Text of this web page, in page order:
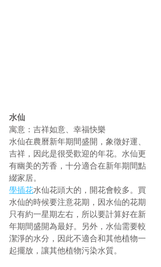
水仙
寓意：吉祥如意、幸福快樂
水仙在農曆新年期間盛開，象徵好運、
吉祥，因此是很受歡迎的年花。水仙更
有幽美的芳香，十分適合在新年期間點
綴家居。
學插花水仙花頭大的，開花會較多。買
水仙的時候要注意花期，因水仙的花期
只有約一星期左右，所以要計算好在新
年期間盛開為最好。另外，水仙需要較
潔淨的水分，因此不適合和其他植物一
起擺放，讓其他植物污染水質。